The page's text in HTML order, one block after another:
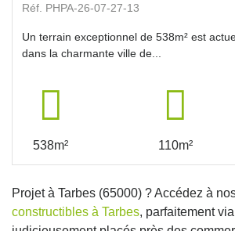
Réf. PHPA-26-07-27-13
Un terrain exceptionnel de 538m² est
dans la charmante ville de...
538m² 110m²
Projet à Tarbes (65000) ? Accédez à
constructibles à Tarbes, parfaitement